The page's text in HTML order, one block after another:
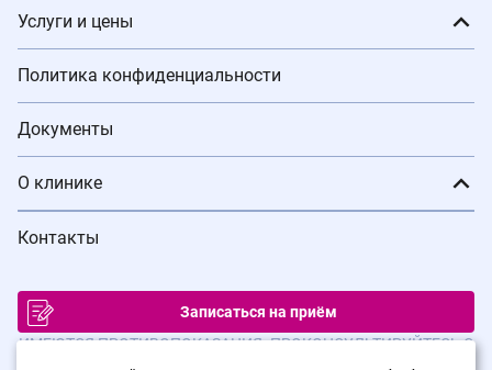
Услуги и цены
Политика конфиденциальности
Документы
О клинике
Контакты
Записаться на приём
ИМЕЮТСЯ ПРОТИВОПОКАЗАНИЯ. ПРОКОНСУЛЬТИРУЙТЕСЬ С